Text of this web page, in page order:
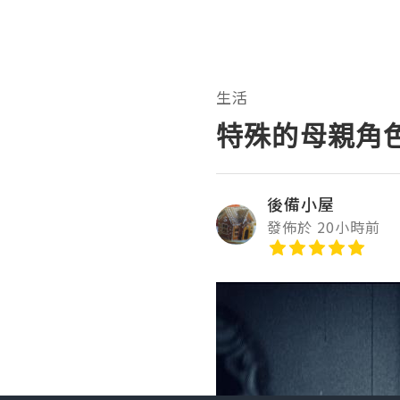
生活
特殊的母親角
後備小屋
發佈於 20小時前